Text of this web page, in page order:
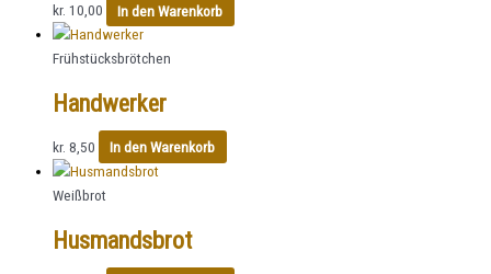
kr. 10,00 In den Warenkorb
Frühstücksbrötchen
Handwerker
kr. 8,50 In den Warenkorb
Weißbrot
Husmandsbrot